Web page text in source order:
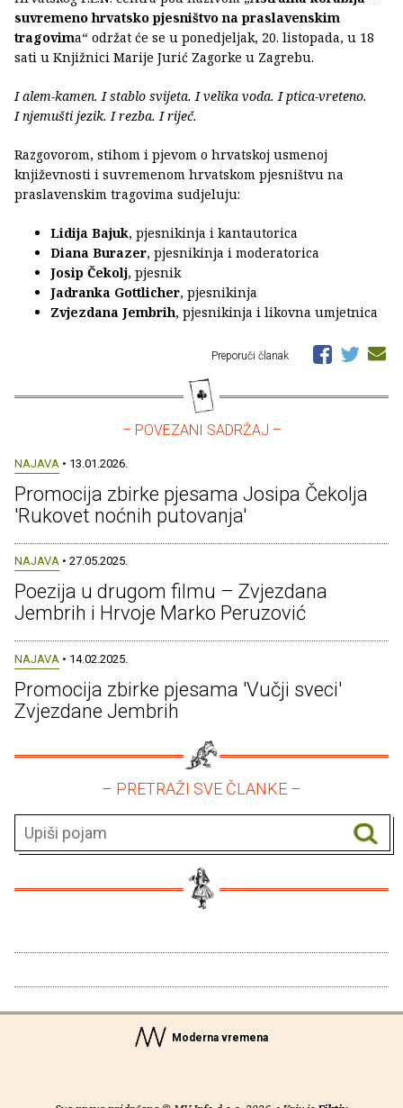
suvremeno hrvatsko pjesništvo na praslavenskim
tragovima“ održat će se u ponedjeljak, 20. listopada, u 18
sati u Knjižnici Marije Jurić Zagorke u Zagrebu.
I alem-kamen. I stablo svijeta. I velika voda. I ptica-vreteno.
I njemušti jezik. I rezba. I riječ.
Razgovorom, stihom i pjevom o hrvatskoj usmenoj
književnosti i suvremenom hrvatskom pjesništvu na
praslavenskim tragovima sudjeluju:
Lidija Bajuk, pjesnikinja i kantautorica
Diana Burazer, pjesnikinja i moderatorica
Josip Čekolj, pjesnik
Jadranka Gottlicher, pjesnikinja
Zvjezdana Jembrih, pjesnikinja i likovna umjetnica
Preporuči članak
– POVEZANI SADRŽAJ –
NAJAVA • 13.01.2026.
Promocija zbirke pjesama Josipa Čekolja
'Rukovet noćnih putovanja'
NAJAVA • 27.05.2025.
Poezija u drugom filmu – Zvjezdana
Jembrih i Hrvoje Marko Peruzović
NAJAVA • 14.02.2025.
Promocija zbirke pjesama 'Vučji sveci'
Zvjezdane Jembrih
– PRETRAŽI SVE ČLANKE –
Moderna vremena